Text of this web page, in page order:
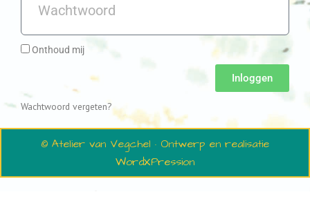
Onthoud mij
Inloggen
Wachtwoord vergeten?
© Atelier van Vegchel · Ontwerp en realisatie
WordXPression